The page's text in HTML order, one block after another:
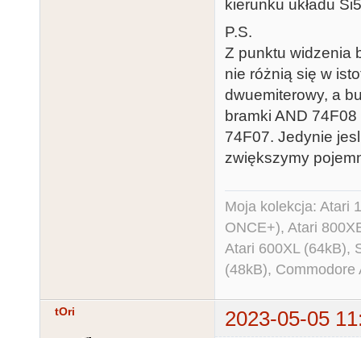
kierunku układu
P.S.
Z punktu widzenia
nie różnią się w
dwuemiterowy, a
bramki AND
74F07. Jedynie
zwiększymy
Moja kolekcja: Atari
ONCE+), Atari
Atari 600XL (64kB),
(48kB),
tOri 2023-05-05